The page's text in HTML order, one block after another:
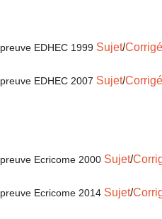
EDHEC 1999 Sujet/Corrigé
EDHEC 2007 Sujet/Corrigé
Ecricome 2000 Sujet/
Ecricome 2014 Sujet/